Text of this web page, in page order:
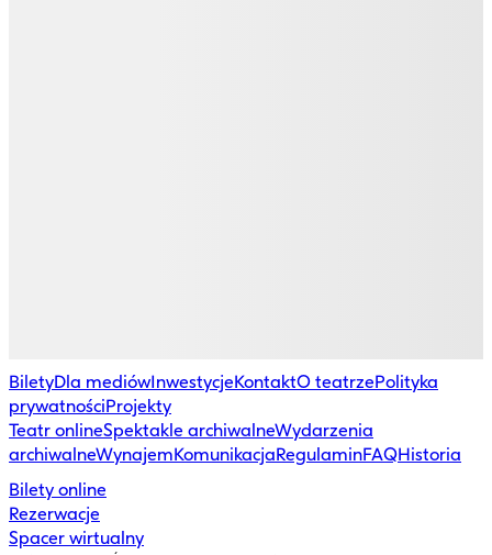
BiletyDla mediówInwestycjeKontaktO teatrzePolityka
prywatnościProjekty
Teatr onlineSpektakle archiwalneWydarzenia
archiwalneWynajemKomunikacjaRegulaminFAQHistoria
Bilety online
Rezerwacje
Spacer wirtualny